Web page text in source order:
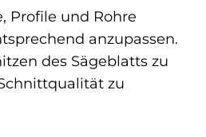
Profile und Rohre
anzupassen.
des Sägeblatts zu
zu